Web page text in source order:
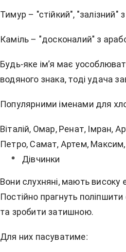
Тимур – "стійкий", "залізний"
Каміль – "досконалий" з
Будь-яке ім’я має
водяного знака, тоді удача
Популярними іменами для
Віталій, Омар, Ренат, Імран,
Петро, Самат, Артем,
Дівчинки
Вони слухняні, мають високу
Постійно прагнуть
та зробити затишною.
Для них пасуватиме: